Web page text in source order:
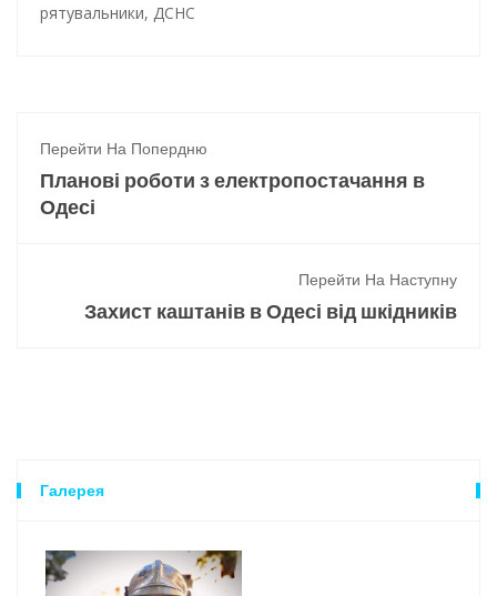
рятувальники, ДСНС
Перейти На Попердню
Планові роботи з електропостачання в
Одесі
Перейти На Наступну
Захист каштанів в Одесі від шкідників
Галерея